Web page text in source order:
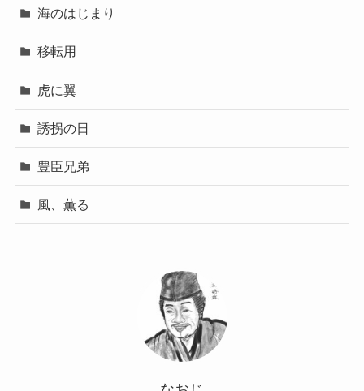
海のはじまり
移転用
虎に翼
誘拐の日
豊臣兄弟
風、薫る